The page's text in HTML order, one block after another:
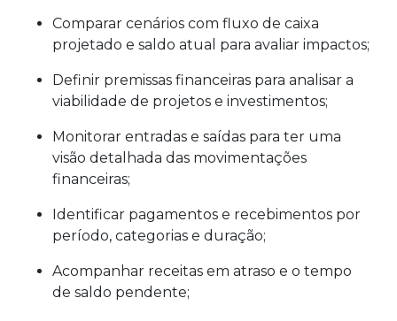
Comparar cenários com fluxo de caixa
projetado e saldo atual para avaliar impactos;
Definir premissas financeiras para analisar a
viabilidade de projetos e investimentos;
Monitorar entradas e saídas para ter uma
visão detalhada das movimentações
financeiras;
Identificar pagamentos e recebimentos por
período, categorias e duração;
Acompanhar receitas em atraso e o tempo
de saldo pendente;